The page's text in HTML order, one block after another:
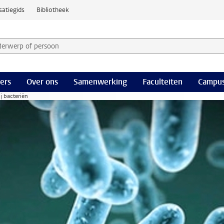
Bibliotheek
of persoon en selecteer categorie
Over ons Samenwerking Faculteiten
bacteriën